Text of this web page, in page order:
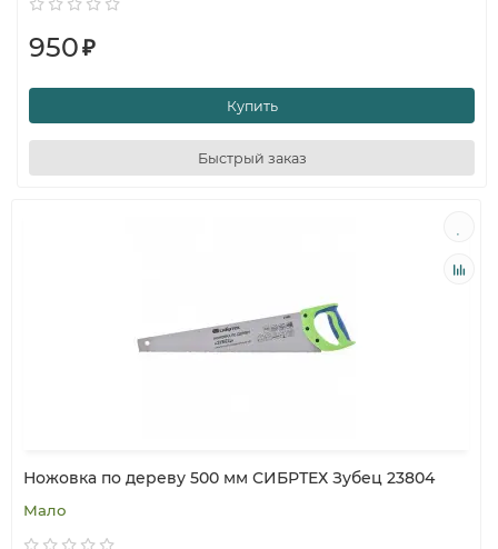
950₽
Купить
Быстрый заказ
Ножовка по дереву 500 мм СИБРТЕХ Зубец 23804
Мало